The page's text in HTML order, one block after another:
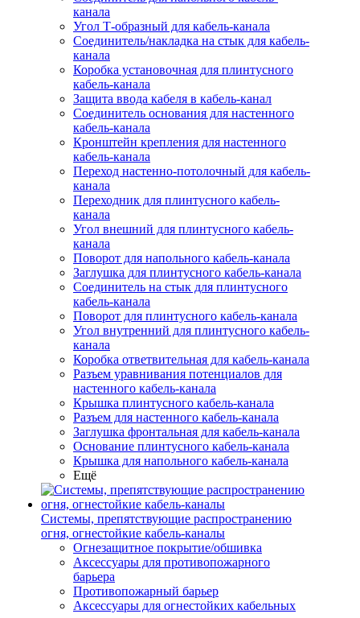
канала
Угол Т-образный для кабель-канала
Соединитель/накладка на стык для кабель-
канала
Коробка установочная для плинтусного
кабель-канала
Защита ввода кабеля в кабель-канал
Соединитель основания для настенного
кабель-канала
Кронштейн крепления для настенного
кабель-канала
Переход настенно-потолочный для кабель-
канала
Переходник для плинтусного кабель-
канала
Угол внешний для плинтусного кабель-
канала
Поворот для напольного кабель-канала
Заглушка для плинтусного кабель-канала
Соединитель на стык для плинтусного
кабель-канала
Поворот для плинтусного кабель-канала
Угол внутренний для плинтусного кабель-
канала
Коробка ответвительная для кабель-канала
Разъем уравнивания потенциалов для
настенного кабель-канала
Крышка плинтусного кабель-канала
Разъем для настенного кабель-канала
Заглушка фронтальная для кабель-канала
Основание плинтусного кабель-канала
Крышка для напольного кабель-канала
Ещё
Системы, препятствующие распространению
огня, огнестойкие кабель-каналы
Огнезащитное покрытие/обшивка
Аксессуары для противопожарного
барьера
Противопожарный барьер
Аксессуары для огнестойких кабельных